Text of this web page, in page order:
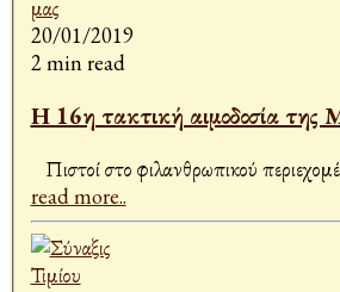
20/01/2019
2 min read
Η 16η τακτική αιμοδοσία της
Πιστοί στο φιλανθρωπικού
read more..